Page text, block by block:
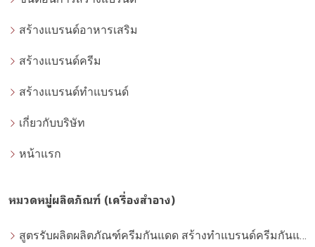
สร้างแบรนด์อาหารเสริม
สร้างแบรนด์ครีม
สร้างแบรนด์ทำแบรนด์
เกี่ยวกับบริษัท
หน้าแรก
หมวดหมู่ผลิตภัณฑ์ (เครื่องสำอาง)
สูตรรับผลิตผลิตภัณฑ์ครีมกันแดด สร้างทำแบรนด์ครีมกันแดด โดยโรงงานผลิตที่ได้มาตรฐาน